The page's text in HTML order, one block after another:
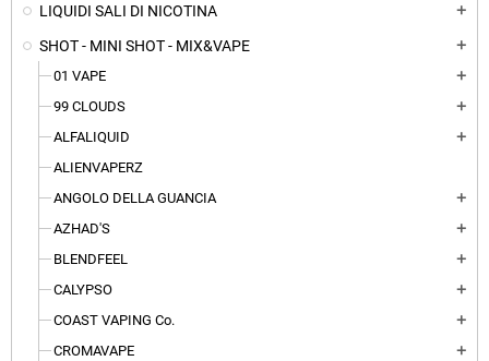
LIQUIDI SALI DI NICOTINA add
SHOT - MINI SHOT - MIX&VAPE add
01 VAPE add
99 CLOUDS add
ALFALIQUID add
ALIENVAPERZ
ANGOLO DELLA GUANCIA
add
AZHAD'S add
BLENDFEEL add
CALYPSO add
COAST VAPING Co. add
CROMAVAPE add